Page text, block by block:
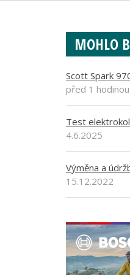
MOHLO
Scott Spark
před 1 hodinou
Test
4.6.2025
Výměna a
15.12.2022